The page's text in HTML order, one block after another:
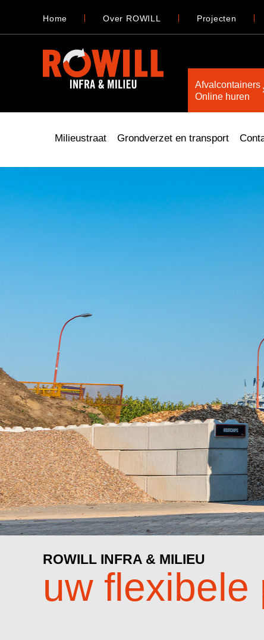
Home Over ROWILL Projecten
Afvalcontainers
Online huren
Milieustraat Grondverzet en transport
ROWILL INFRA & MILIEU
uw flexibele